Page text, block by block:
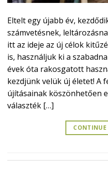
Eltelt egy újabb év,
számvetésnek,
itt az ideje az új célok
is, használjuk ki a
évek óta rakosgatott
kezdjünk velük új életet! A
újításainak köszönhetően
választék […]
CONTINUE